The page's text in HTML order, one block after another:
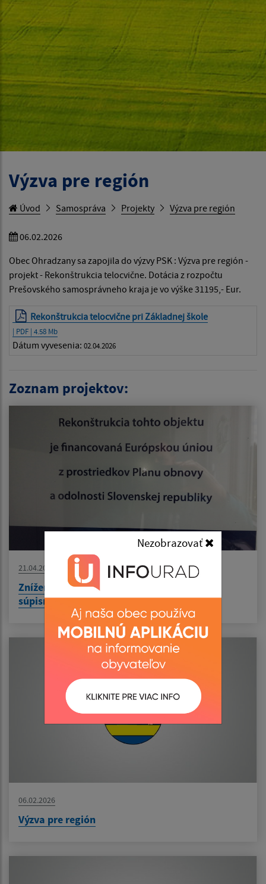
Nezobrazovať
Výzva pre región
Úvod Samospráva Projekty Výzva pre región
06.02.2026
Obec Ohradzany sa zapojila do výzvy PSK : Výzva pre región -
projekt - Rekonštrukcia telocvične. Dotácia z rozpočtu
Prešovského samosprávneho kraja je vo výške 31195,- Eur.
Rekonštrukcia telocvične pri Základnej škole
| PDF | 4.58 Mb
Dátum vyvesenia: 02.04.2026
Zoznam projektov:
21.04.2026
Zníženie energetickej náročnosti budovy ZŠ
súpisné číslo 162 Ohradzany
06.02.2026
Výzva pre región